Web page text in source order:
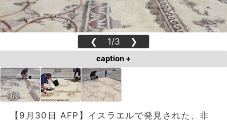
❮ 1/3 ❯
caption +
【9月30日 AFP】イスラエルで発見された、非